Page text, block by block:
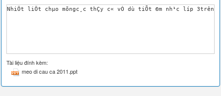
NhiÖt liÖt chµo mõngc¸c thÇy c« vÒ dù tiÕt ©m nh¹c líp
Tài liệu đính kèm:
meo di cau ca 2011.ppt